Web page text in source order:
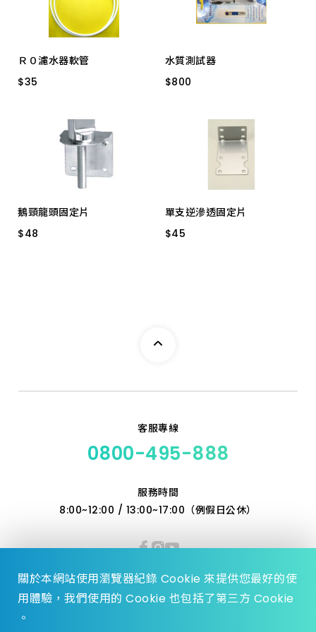
Ｒ０濾水器軟管
$35
$35
水質測試器
$800
$800
鵝頸龍頭固定片
$48
$48
單支逆滲透固定片
$45
$45
客服專線
0800-495-888
服務時間
8:00~12:00 / 13:00~17:00（例假日公休）
關於本網站使用瀏覽器紀錄 Cookie 來提供您最好的使
用體驗，我們使用的 Cookie 也包括了第三方 Cookie
。